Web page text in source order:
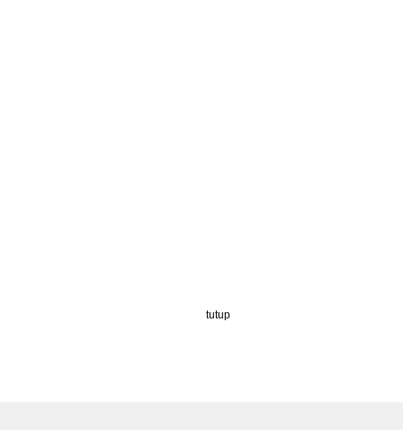
tutup